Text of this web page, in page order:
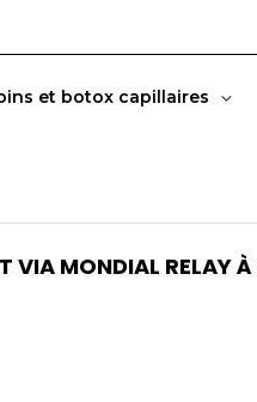
et botox capillaires
VIA MONDIAL RELAY